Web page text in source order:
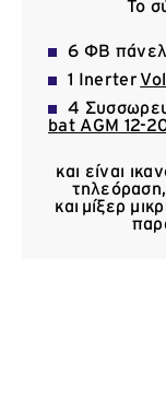
Το
6 ΦΒ πάνελ
1 Inerter
4
bat AGM 12-
και είναι
και μίξερ